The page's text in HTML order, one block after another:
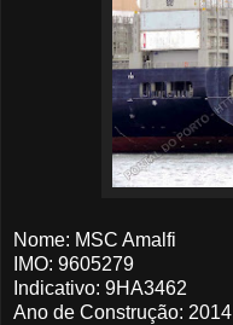
Nome: MSC Amalfi
IMO: 9605279
Indicativo: 9HA3462
Ano de Construção: 2014